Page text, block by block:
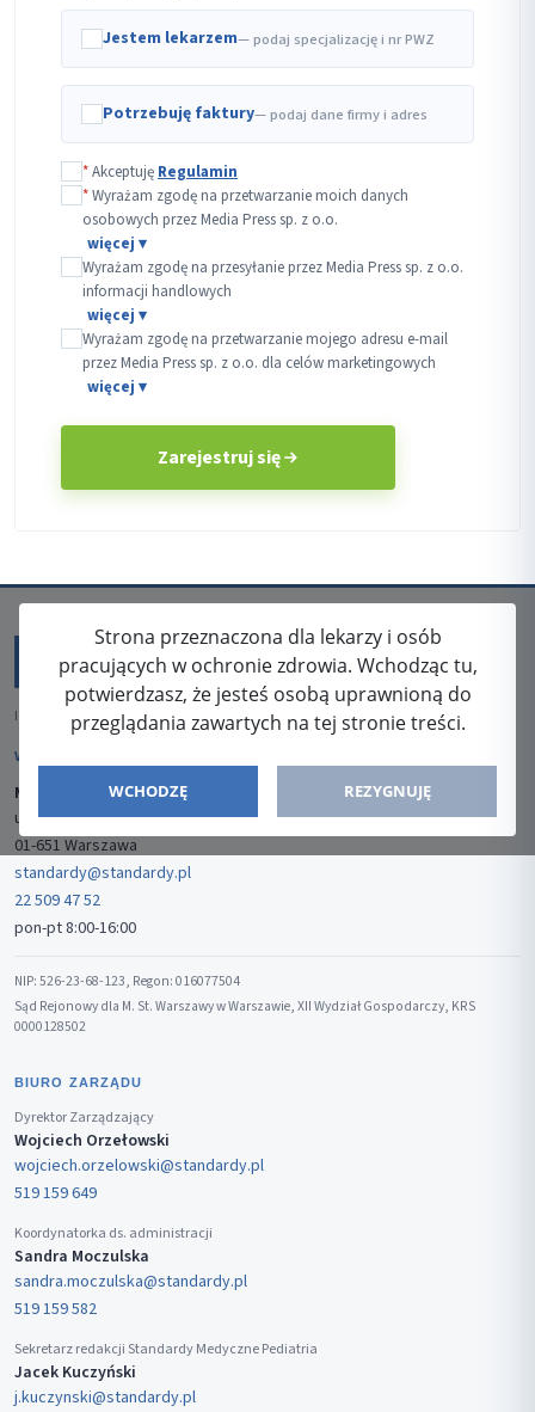
Jestem lekarzem— podaj specjalizację i nr PWZ
Potrzebuję faktury— podaj dane firmy i adres
*Akceptuję Regulamin
*Wyrażam zgodę na przetwarzanie moich danych
osobowych przez Media Press sp. z o.o.
Wyrażam zgodę na przesyłanie przez Media Press sp. z o.o.
informacji handlowych
Wyrażam zgodę na przetwarzanie mojego adresu e-mail
przez Media Press sp. z o.o. dla celów marketingowych
Zarejestruj się
Strona przeznaczona dla lekarzy i osób
pracujących w ochronie zdrowia. Wchodząc tu,
potwierdzasz, że jesteś osobą uprawnioną do
przeglądania zawartych na tej stronie treści.
WCHODZĘ REZYGNUJĘ
ISSN: 2080-5438
WYDAWCA
Media-Press Sp. z o.o.
ul. Gwiaździsta 7B/8
01-651 Warszawa
standardy@standardy.pl
22 509 47 52
pon-pt 8:00-16:00
NIP: 526-23-68-123, Regon: 016077504
Sąd Rejonowy dla M. St. Warszawy w Warszawie, XII Wydział Gospodarczy, KRS
0000128502
BIURO ZARZĄDU
Dyrektor Zarządzający
Wojciech Orzełowski
wojciech.orzelowski@standardy.pl
519 159 649
Koordynatorka ds. administracji
Sandra Moczulska
sandra.moczulska@standardy.pl
519 159 582
Sekretarz redakcji Standardy Medyczne Pediatria
Jacek Kuczyński
j.kuczynski@standardy.pl